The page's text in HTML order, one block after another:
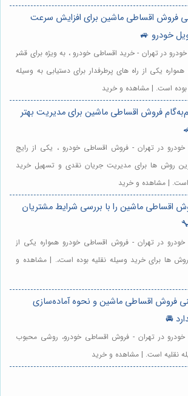
فروش اقساطی ماشین برای افزایش سرعت
خودرو 🚙
در تهران - خرید اقساطی خودرو ، به ویژه برای قشر
یکی از راه های پرطرفدار برای دستیابی به وسیله
بوده است. | مشاهده و خرید
فروش اقساطی ماشین برای مدیریت بهتر
در تهران - فروش اقساطی خودرو ، یکی از رایج
روش ها برای مدیریت جریان نقدی و تسهیل خرید
است. | مشاهده و خرید
اقساطی ماشین را با بررسی شرایط مشتریان
در تهران - فروش اقساطی خودرو همواره یکی از
ها برای خرید وسیله نقلیه بوده است،. | مشاهده و
فروش اقساطی ماشین و نحوه آماده‌سازی
🚘
در تهران - فروش اقساطی خودرو، روشی محبوب
نقلیه است. | مشاهده و خرید